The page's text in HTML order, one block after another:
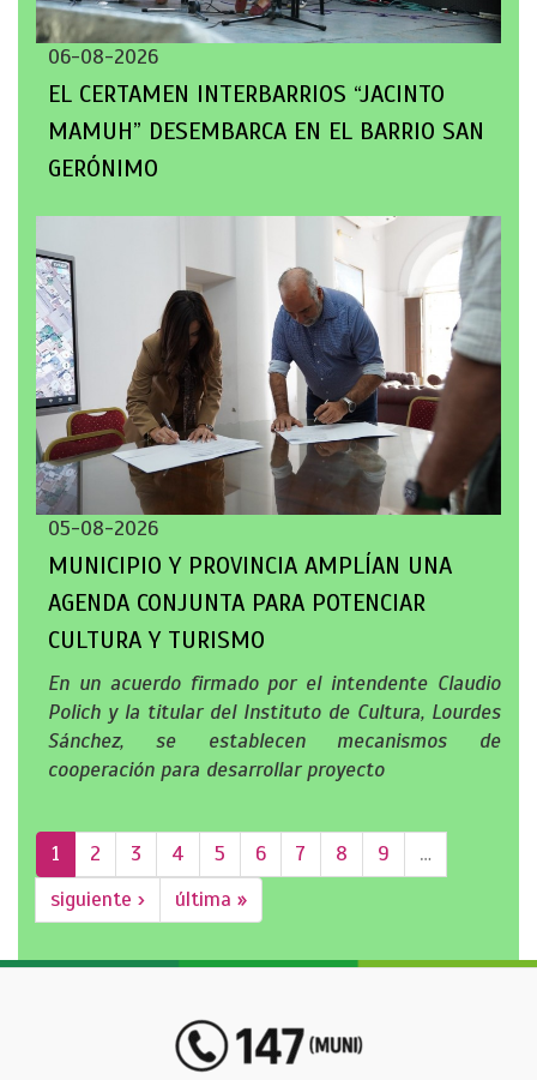
06-08-2026
EL CERTAMEN INTERBARRIOS “JACINTO
MAMUH” DESEMBARCA EN EL BARRIO SAN
GERÓNIMO
05-08-2026
MUNICIPIO Y PROVINCIA AMPLÍAN UNA
AGENDA CONJUNTA PARA POTENCIAR
CULTURA Y TURISMO
En un acuerdo firmado por el intendente Claudio
Polich y la titular del Instituto de Cultura, Lourdes
Sánchez, se establecen mecanismos de
cooperación para desarrollar proyecto
1 2 3 4 5 6 7 8 9
…
siguiente ›
última »